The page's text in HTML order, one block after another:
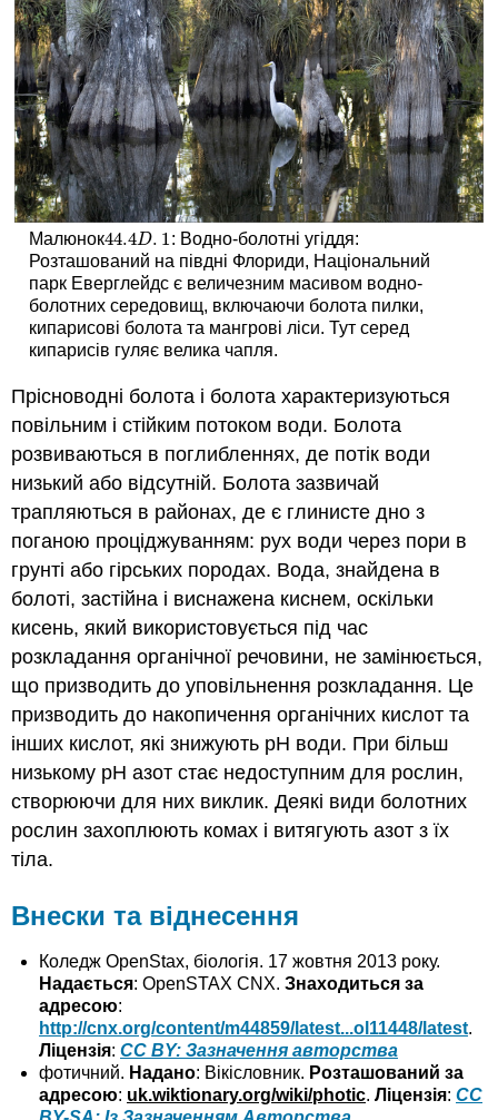
Малюнок44.4D. 1
44.4D.1 : Водно-болотні угіддя:
Розташований на півдні Флориди, Національний
парк Еверглейдс є величезним масивом водно-
болотних середовищ, включаючи болота пилки,
кипарисові болота та мангрові ліси. Тут серед
кипарисів гуляє велика чапля.
Прісноводні болота і болота характеризуються
повільним і стійким потоком води. Болота
розвиваються в поглибленнях, де потік води
низький або відсутній. Болота зазвичай
трапляються в районах, де є глинисте дно з
поганою проціджуванням: рух води через пори в
грунті або гірських породах. Вода, знайдена в
болоті, застійна і виснажена киснем, оскільки
кисень, який використовується під час
розкладання органічної речовини, не замінюється,
що призводить до уповільнення розкладання. Це
призводить до накопичення органічних кислот та
інших кислот, які знижують рН води. При більш
низькому рН азот стає недоступним для рослин,
створюючи для них виклик. Деякі види болотних
рослин захоплюють комах і витягують азот з їх
тіла.
Внески та віднесення
Коледж OpenStax, біологія. 17 жовтня 2013 року.
Надається: OpenSTAX CNX.Знаходиться за
адресою:
http://cnx.org/content/m44859/latest...ol11448/latest.
Ліцензія:CC BY: Зазначення авторства
фотичний. Надано: Вікісловник. Розташований за
адресою: uk.wiktionary.org/wiki/photic.Ліцензія:CC